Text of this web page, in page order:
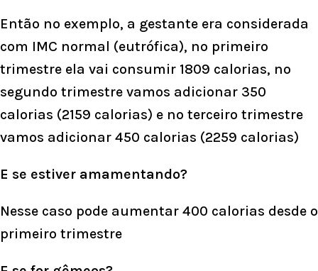
Então no exemplo, a gestante era considerada
com IMC normal (eutrófica), no primeiro
trimestre ela vai consumir 1809 calorias, no
segundo trimestre vamos adicionar 350
calorias (2159 calorias) e no terceiro trimestre
vamos adicionar 450 calorias (2259 calorias)
E se estiver amamentando?
Nesse caso pode aumentar 400 calorias desde o
primeiro trimestre